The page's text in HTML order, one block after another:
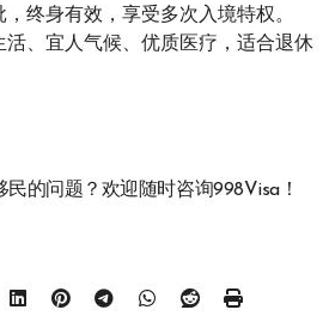
，终身有效，享受多次入境特权。
活、宜人气候、优质医疗，适合退休
的问题？欢迎随时咨询998Visa！